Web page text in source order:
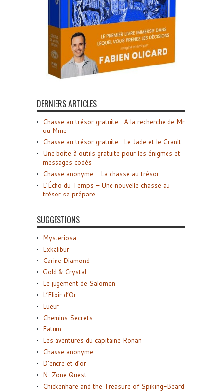
DERNIERS ARTICLES
Chasse au trésor gratuite : A la recherche de Mr
ou Mme
Chasse au trésor gratuite : Le Jade et le Granit
Une boîte à outils gratuite pour les énigmes et
messages codés
Chasse anonyme – La chasse au trésor
L’Écho du Temps – Une nouvelle chasse au
trésor se prépare
SUGGESTIONS
Mysteriosa
Exkalibur
Carine Diamond
Gold & Crystal
Le jugement de Salomon
L’Elixir d’Or
Lueur
Chemins Secrets
Fatum
Les aventures du capitaine Ronan
Chasse anonyme
D’encre et d’or
N-Zone Quest
Chickenhare and the Treasure of Spiking-Beard